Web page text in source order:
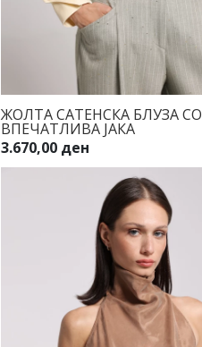
ЖОЛТА САТЕНСКА БЛУЗА СО
ВПЕЧАТЛИВА ЈАКА
3.670,00 ден